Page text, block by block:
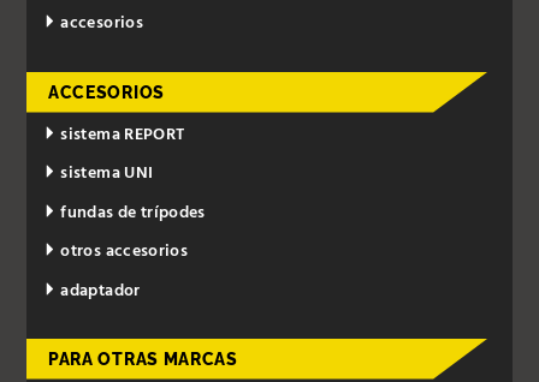
accesorios
ACCESORIOS
sistema REPORT
sistema UNI
fundas de trípodes
otros accesorios
adaptador
PARA OTRAS MARCAS